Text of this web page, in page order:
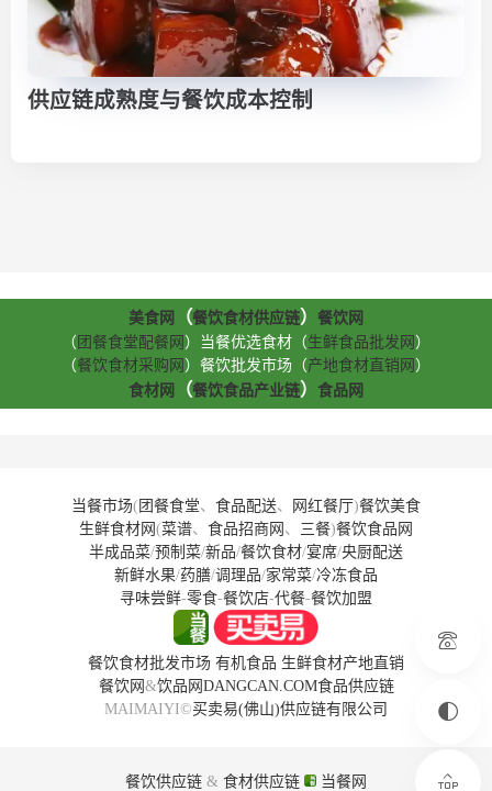
供应链成熟度与餐饮成本控制
美食网 （餐饮食材供应链）
餐饮网
（ 团餐食堂配餐网 ）当餐优选食材（生鲜食品批发网 ）
（餐饮食材采购网 ）餐饮批发市场（产地食材直销网 ）
食材网
（餐饮食品产业链） 食品网
当餐市场( 团餐食堂、 食品配送、 网红餐厅)餐饮美食
生鲜食材网 (菜谱、 食品招商网 、 三餐)餐饮食品网
半成品菜/预制菜/新品/餐饮食材/宴席/央厨配送
新鲜水果/药膳/调理品/家常菜/冷冻食品
寻味尝鲜-零食-餐饮店-代餐-餐饮加盟
餐饮食材批发市场 有机食品 生鲜食材产地直销
餐饮网 &饮品网 DANGCAN.COM食品供应链
MAIMAIYI©买卖易(佛山)供应链有限公司
餐饮供应链 & 食材供应链 当餐网